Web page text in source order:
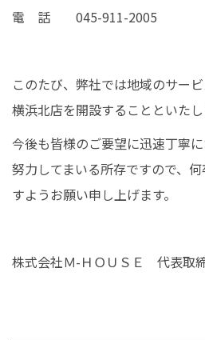
イベント
0120-
営業時間／10：00〜19：
電 話 045-911-2005
このたび、弊社では地域のサー
横浜北店を開設することといたし
今後も皆様のご要望に迅速丁寧
努力してまいる所存ですので、
すようお願い申し上げます。
株式会社Ｍ-ＨＯＵＳＥ 代表取